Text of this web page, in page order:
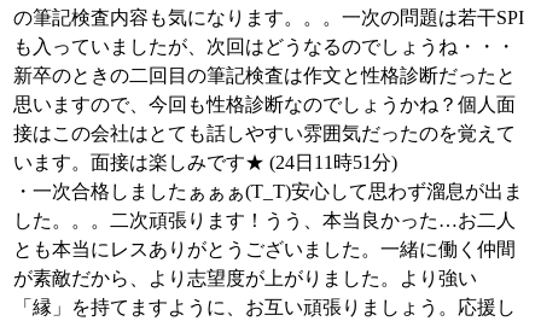
の筆記検査内容も気になります。。。一次の問題は若干SPI
も入っていましたが、次回はどうなるのでしょうね・・・
新卒のときの二回目の筆記検査は作文と性格診断だったと
思いますので、今回も性格診断なのでしょうかね？個人面
接はこの会社はとても話しやすい雰囲気だったのを覚えて
います。面接は楽しみです★ (24日11時51分)
・一次合格しましたぁぁぁ(T_T)安心して思わず溜息が出ま
した。。。二次頑張ります！うう、本当良かった…お二人
とも本当にレスありがとうございました。一緒に働く仲間
が素敵だから、より志望度が上がりました。より強い
「縁」を持てますように、お互い頑張りましょう。応援し